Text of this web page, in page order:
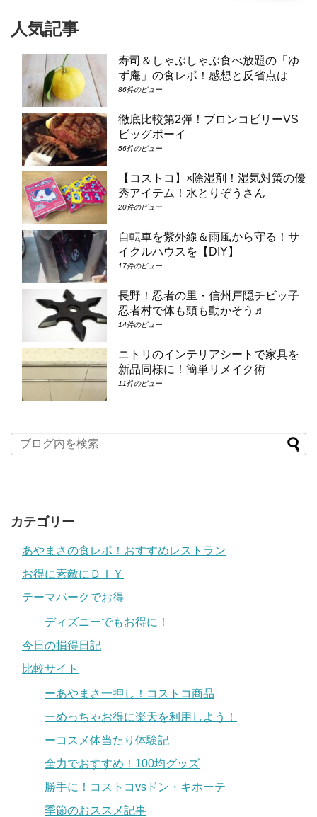
人気記事
寿司＆しゃぶしゃぶ食べ放題の「ゆ
ず庵」の食レポ！感想と反省点は
86件のビュー
徹底比較第2弾！ブロンコビリーVS
ビッグボーイ
56件のビュー
【コストコ】×除湿剤！湿気対策の優
秀アイテム！水とりぞうさん
20件のビュー
自転車を紫外線＆雨風から守る！サ
イクルハウスを【DIY】
17件のビュー
長野！忍者の里・信州戸隠チビッ子
忍者村で体も頭も動かそう♬
14件のビュー
ニトリのインテリアシートで家具を
新品同様に！簡単リメイク術
11件のビュー
カテゴリー
あやまさの食レポ！おすすめレストラン
お得に素敵にＤＩＹ
テーマパークでお得
ディズニーでもお得に！
今日の損得日記
比較サイト
ーあやまさ一押し！コストコ商品
ーめっちゃお得に楽天を利用しよう！
ーコスメ体当たり体験記
全力でおすすめ！100均グッズ
勝手に！コストコvsドン・キホーテ
季節のおススメ記事